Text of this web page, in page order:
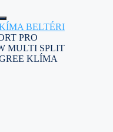
BELTÉRI
PRO
MULTI SPLIT
KLÍMA